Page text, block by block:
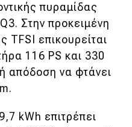
πυραμίδας
Στην προκειμένη
TFSI επικουρείται
116 PS και 330
απόδοση να φτάνει
kWh επιτρέπει